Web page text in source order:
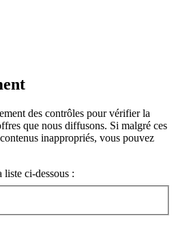
des contrôles pour vérifier la
que nous diffusons. Si malgré ces
inappropriés, vous pouvez
ci-dessous :